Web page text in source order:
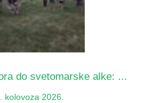
do svetomarske alke: ...
kolovoza 2026.